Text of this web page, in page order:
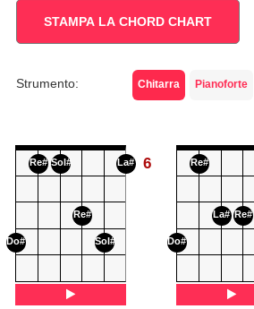
STAMPA LA CHORD CHART
Strumento: Chitarra Pianoforte
Do#
Re# Sol#
Re#
Sol#
La# 6
Do#
Re#
La# Re#